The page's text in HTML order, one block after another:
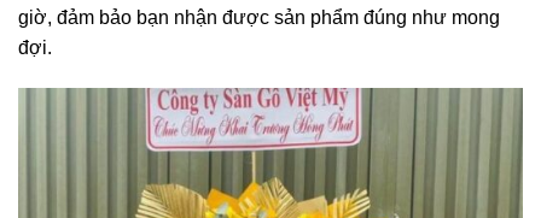
giờ, đảm bảo bạn nhận được sản phẩm đúng như mong
đợi.